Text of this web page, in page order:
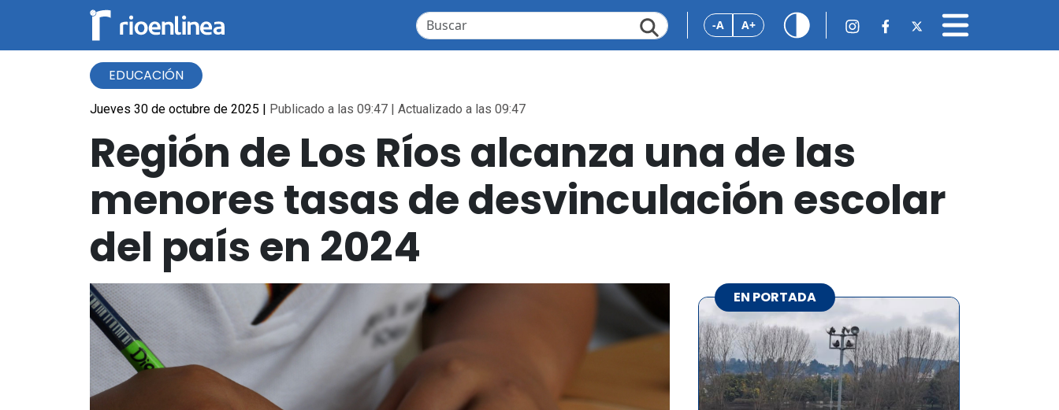
-A A+
EDUCACIÓN
Jueves 30 de octubre de 2025 | Publicado a las 09:47 | Actualizado a las 09:47
Región de Los Ríos alcanza una de las
menores tasas de desvinculación escolar
del país en 2024
EN PORTADA